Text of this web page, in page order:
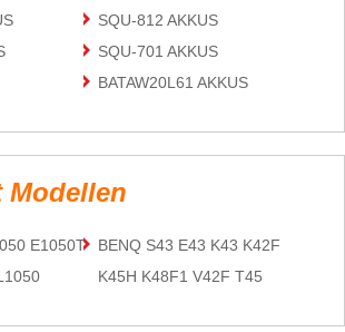
SQU-812 AKKUS
SQU-701 AKKUS
BATAW20L61 AKKUS
Modellen
E1050T
BENQ S43 E43 K43 K42F
K45H K48F1 V42F T45